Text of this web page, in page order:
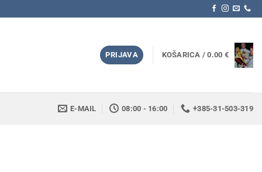
PRIJAVA KOŠARICA /0.00 €
E-MAIL 08:00 - 16:00 +385-31-503-319